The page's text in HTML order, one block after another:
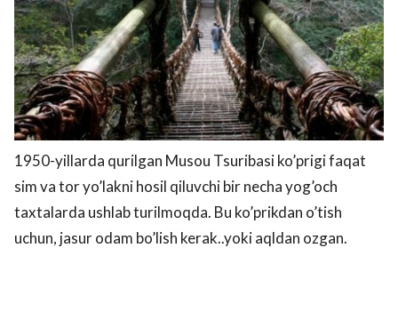
1950-yillarda qurilgan Musou Tsuribasi ko’prigi faqat
sim va tor yo’lakni hosil qiluvchi bir necha yog’och
taxtalarda ushlab turilmoqda. Bu ko’prikdan o’tish
uchun, jasur odam bo’lish kerak..yoki aqldan ozgan.